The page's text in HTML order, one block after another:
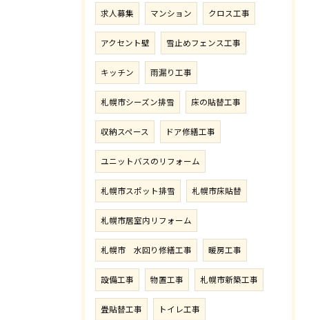
求人募集 マンション クロス工事
アクセント壁 雪止めフェンス工事
キッチン 雨漏り工事
札幌市シーズン排雪 床の貼替工事
収納スペース ドア修繕工事
ユニットバスのリフォーム
札幌市スポット排雪 札幌市床貼替
札幌市居室内リフォーム
札幌市 水回り修繕工事 暖房工事
設備工事 物置工事 札幌市新築工事
畳貼替工事 トイレ工事